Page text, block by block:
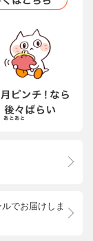
でお届けしま